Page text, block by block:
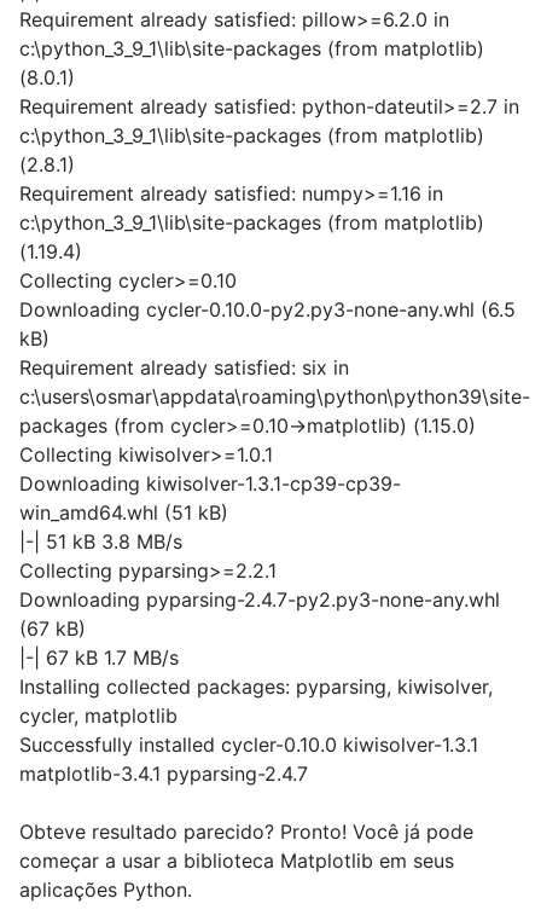
Requirement already satisfied: pillow>=6.2.0 in
c:\python_3_9_1\lib\site-packages (from matplotlib)
(8.0.1)
Requirement already satisfied: python-dateutil>=2.7 in
c:\python_3_9_1\lib\site-packages (from matplotlib)
(2.8.1)
Requirement already satisfied: numpy>=1.16 in
c:\python_3_9_1\lib\site-packages (from matplotlib)
(1.19.4)
Collecting cycler>=0.10
Downloading cycler-0.10.0-py2.py3-none-any.whl (6.5
kB)
Requirement already satisfied: six in
c:\users\osmar\appdata\roaming\python\python39\site-
packages (from cycler>=0.10->matplotlib) (1.15.0)
Collecting kiwisolver>=1.0.1
Downloading kiwisolver-1.3.1-cp39-cp39-
win_amd64.whl (51 kB)
|-| 51 kB 3.8 MB/s
Collecting pyparsing>=2.2.1
Downloading pyparsing-2.4.7-py2.py3-none-any.whl
(67 kB)
|-| 67 kB 1.7 MB/s
Installing collected packages: pyparsing, kiwisolver,
cycler, matplotlib
Successfully installed cycler-0.10.0 kiwisolver-1.3.1
matplotlib-3.4.1 pyparsing-2.4.7
Obteve resultado parecido? Pronto! Você já pode
começar a usar a biblioteca Matplotlib em seus
aplicações Python.